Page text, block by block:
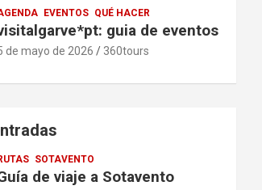
EVENTOS QUÉ HACER
guia de eventos
de mayo de 2026 360tours
SOTAVENTO
de viaje a Sotavento